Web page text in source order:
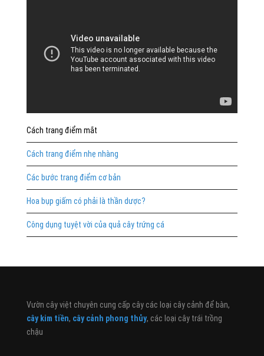
Cách trang điểm mắt
Cách trang điểm nhẹ nhàng
Các bước trang điểm cơ bản
Hoa bụp giấm có phải là thần dược?
Công dụng tuyệt vời của quả cây trứng cá
Vườn cây việt chuyên cung cấp cây các loại cây cảnh để bàn,
cây kim tiền, cây cảnh phong thủy, các loại cây trái trồng
chậu